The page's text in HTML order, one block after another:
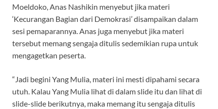
Moeldoko, Anas Nashikin menyebut jika materi
‘Kecurangan Bagian dari Demokrasi’ disampaikan dalam
sesi pemaparannya. Anas juga menyebut jika materi
tersebut memang sengaja ditulis sedemikian rupa untuk
mengagetkan peserta.
“Jadi begini Yang Mulia, materi ini mesti dipahami secara
utuh. Kalau Yang Mulia lihat di dalam slide itu dan lihat di
slide-slide berikutnya, maka memang itu sengaja ditulis